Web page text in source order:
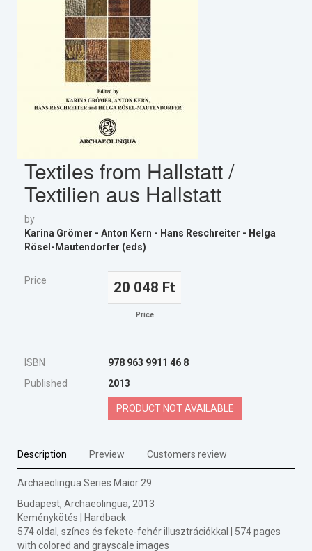
Textiles from Hallstatt /
Textilien aus Hallstatt
by
Karina Grömer - Anton Kern - Hans Reschreiter - Helga
Rösel-Mautendorfer (eds)
Price 20 048 Ft
Price
ISBN
978 963 9911 46 8
Published
2013
PRODUCT NOT AVAILABLE
Description Preview Customers review
Archaeolingua Series Maior 29
Budapest, Archaeolingua, 2013
Keménykötés | Hardback
574 oldal, színes és fekete-fehér illusztrációkkal | 574 pages
with colored and grayscale images